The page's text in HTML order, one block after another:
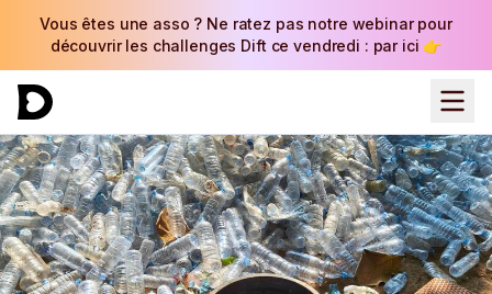
Vous êtes une asso ? Ne ratez pas notre webinar pour
découvrir les challenges Dift ce vendredi : par ici 👉